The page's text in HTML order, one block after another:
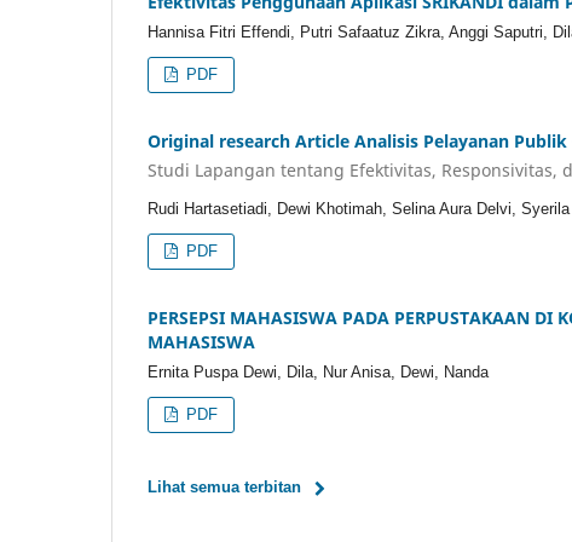
Hannisa Fitri Effendi, Putri Safaatuz Zikra, Anggi Saputri,
PDF
Original research Article Analisis Pelayanan
Studi Lapangan tentang Efektivitas, Responsivitas,
Rudi Hartasetiadi, Dewi Khotimah, Selina Aura Delvi,
PDF
PERSEPSI MAHASISWA PADA PERPUSTAKAAN
MAHASISWA
Ernita Puspa Dewi, Dila, Nur Anisa, Dewi, Nanda
PDF
Lihat semua terbitan